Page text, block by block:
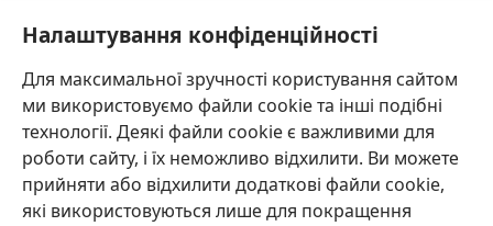
Налаштування конфіденційності
Для максимальної зручності користування сайтом
ми використовуємо файли cookie та інші подібні
технології. Деякі файли cookie є важливими для
роботи сайту, і їх неможливо відхилити. Ви можете
прийняти або відхилити додаткові файли cookie,
які використовуються лише для покращення
Indexed‎: PubMed 24977688
https://www.ncbi.nlm.nih.gov/pubmed/24977688(відкривається
у
новому
вікні)
Effects of circuit residual volume salvage
reinfusion on the postoperative clinical
outcome for pediatric patients undergoing